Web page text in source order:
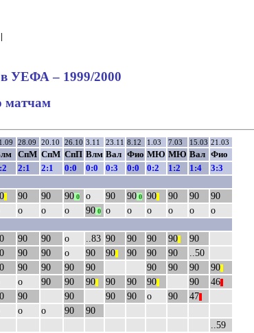
УЕФА – 1999/2000
матчам
28.09 20.10 26.10 3.11 23.11 8.12 1.03 7.03 15.03 21.03
СпМ СпМ СпП Влм Вал Фио МЮ МЮ Вал Фио
2:1 2:1 0:0 0:0 0:3 0:0 0:2 1:2 1:4
3:3
|| 90 90 900 о 90 900 90|| 90 90
90
о о о 900 о о о о о о
90 90 о ..83 90 90 90 90||
90
90 90 о 90 90|| 90 90 90
..50
90 90 90 90 90 90 90 90||
о 90 90 90|| 90 90 90|| 90 46||
90 90 90 90 о 90 47
о о 90
90
..59